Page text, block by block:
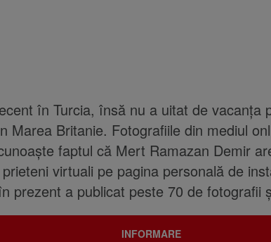
în Turcia, însă nu a uitat de vacanța
Marea Britanie. Fotografiile din mediul
faptul că Mert Ramazan Demir
virtuali pe pagina personală de
prezent a publicat peste 70 de fotografii
INFORMARE